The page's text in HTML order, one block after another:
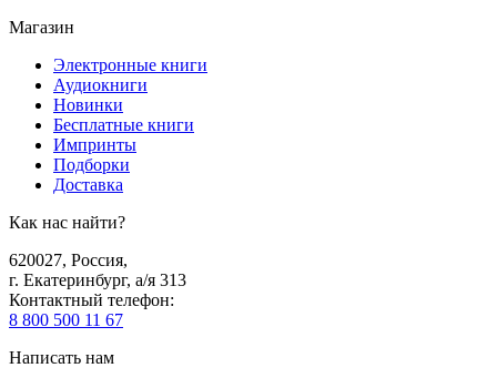
Магазин
Электронные книги
Аудиокниги
Новинки
Бесплатные книги
Импринты
Подборки
Доставка
Как нас найти?
620027, Россия,
г. Екатеринбург, а/я 313
Контактный телефон:
8 800 500 11 67
Написать нам